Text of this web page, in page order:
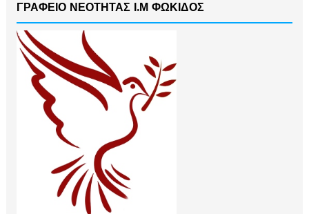
ΓΡΑΦΕΙΟ ΝΕΟΤΗΤΑΣ Ι.Μ ΦΩΚΙΔΟΣ